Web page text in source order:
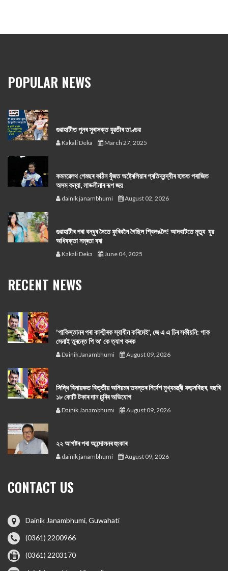
POPULAR NEWS
গুৱাহাটীত পুনৰ সুৰাসক্ত যুৱতীৰ তাণ্ডৱ
Kakali Deka March 27, 2025
কমনৱেলথ গেমছৰ কঠিন যুঁজত অষ্ট্ৰেলিয়াৰ প্ৰতিদ্বন্দ্বীৰ হাতত পৰাজিত
অসম কন্যা, লাভলীনাৰ ৰূপ জয়
dainik janambhumi August 02, 2026
গুৱাহাটীৰ পৰা বন্ধুৰ সৈতে ফুৰিবলৈ গৈছিল শ্বিলঙলৈ! আদবাটতে মৃত্যু যুৱ
অধিবক্তা নম্ৰতা বৰা
Kakali Deka June 04, 2025
RECENT NEWS
'পাকিস্তানৰ পৰা কাশ্মীৰক স্বাধীন কৰিমেই', জে এ এ চিৰ সকীয়নি: পাক
সেনাই তুৰন্তে পি অ' কে ত্যাগ কৰক
Dainik Janambhumi August 09, 2026
সিদ্ধি বিনায়কত বিত্তীয় অনিয়মৰ তদন্তৰ নিৰ্দেশ মুখ্যমন্ত্ৰী ফড়নবিছৰ, বছৰি
১৮ কোটি টকাৰ দান চুৰিৰ অভিযোগ
Dainik Janambhumi August 09, 2026
২২ আগষ্টৰ পৰা আন্দোলনৰ হুংকাৰ
dainik janambhumi August 09, 2026
CONTACT US
Dainik Janambhumi, Guwahati
(0361) 2200966
(0361) 2203170